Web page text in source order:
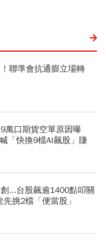
聯準會抗通膨立場轉
萬口期貨空單原因曝
「快換9檔AI飆股」賺
...台股飆逾1400點叩關
挑2檔「便當股」